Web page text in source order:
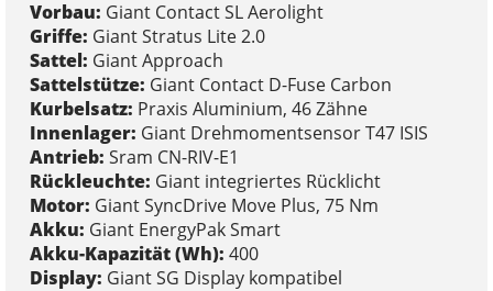
Vorbau: Giant Contact SL Aerolight
Griffe: Giant Stratus Lite 2.0
Sattel: Giant Approach
Sattelstütze: Giant Contact D-Fuse Carbon
Kurbelsatz: Praxis Aluminium, 46 Zähne
Innenlager: Giant Drehmomentsensor T47 ISIS
Antrieb: Sram CN-RIV-E1
Rückleuchte: Giant integriertes Rücklicht
Motor: Giant SyncDrive Move Plus, 75 Nm
Akku: Giant EnergyPak Smart
Akku-Kapazität (Wh): 400
Display: Giant SG Display kompatibel